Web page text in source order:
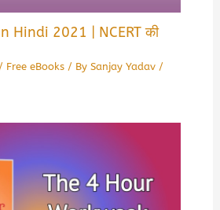
Hindi 2021 | NCERT की
/ Free eBooks/ By Sanjay Yadav /